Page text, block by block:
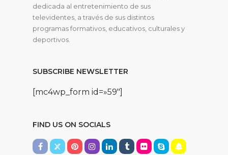
dedicada al entretenimiento de sus
televidentes, a través de sus distintos
programas formativos, educativos, culturales y
deportivos.
SUBSCRIBE NEWSLETTER
[mc4wp_form id=»59″]
FIND US ON SOCIALS